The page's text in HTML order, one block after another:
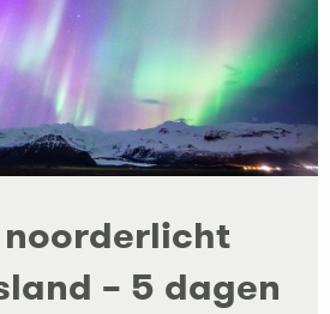
– 5 dagen